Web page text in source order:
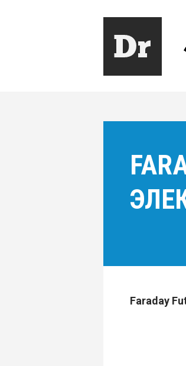
Faraday